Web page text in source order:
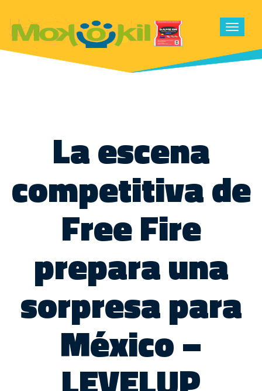
Toggle
La escena
competitiva de
Free Fire
prepara una
sorpresa para
México –